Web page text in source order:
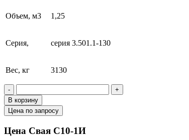
Объем, м3 1,25
Серия, серия 3.501.1-130
Вес, кг 3130
-
+
В корзину
Цена по запросу
Цена Свая С10-1И